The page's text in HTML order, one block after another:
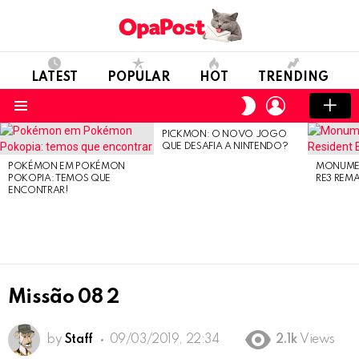
LATEST POPULAR HOT TRENDING
SWITCH
SKIN
LOGIN
LATEST
STORIES
POKÉMON EM POKÉMON
POKOPIA: TEMOS QUE
ENCONTRAR!
PICKMON: O NOVO JOGO
QUE DESAFIA A NINTENDO?
RE3
Missão 08 2
by Staff 09/03/2019, 22:34 2.1k Views